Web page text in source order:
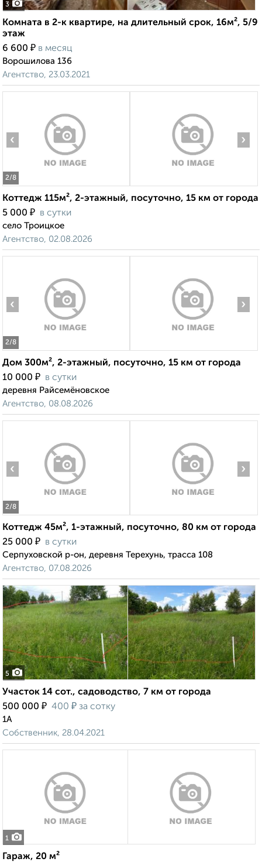
3
Комната в 2-к квартире, на длительный срок, 16м², 5/9
этаж
6 600 ₽ в месяц
Ворошилова 136
Агентство, 23.03.2021
2/8
‹ ›
Коттедж 115м², 2-этажный, посуточно, 15 км от города
5 000 ₽ в сутки
село Троицкое
Агентство, 02.08.2026
2/8
‹ ›
Дом 300м², 2-этажный, посуточно, 15 км от города
10 000 ₽ в сутки
деревня Райсемёновское
Агентство, 08.08.2026
2/8
‹ ›
Коттедж 45м², 1-этажный, посуточно, 80 км от города
25 000 ₽ в сутки
Серпуховской р-он, деревня Терехунь, трасса 108
Агентство, 07.08.2026
5
Участок 14 сот., садоводство, 7 км от города
500 000 ₽ 400 ₽ за сотку
1А
Собственник, 28.04.2021
1
Гараж, 20 м²